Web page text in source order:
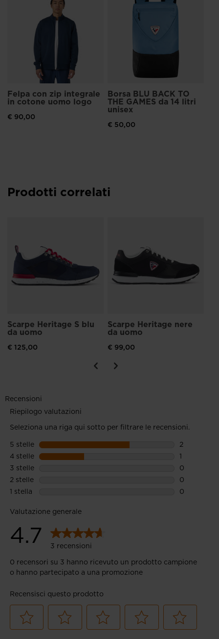
Felpa con zip integrale
in cotone uomo logo
€ 90,00
Borsa BLU BACK TO
THE GAMES da 14 litri
unisex
€ 50,00
Prodotti correlati
Scarpe Heritage S blu
da uomo
€ 125,00
Scarpe Heritage nere
da uomo
€ 99,00